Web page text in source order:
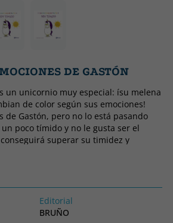
DE GASTÓN
un unicornio muy especial: ísu melena
de color según sus emociones!
de Gastón, pero no lo está pasando
poco tímido y no le gusta ser el
superar su timidez y
especial?
Editorial
BRUÑO